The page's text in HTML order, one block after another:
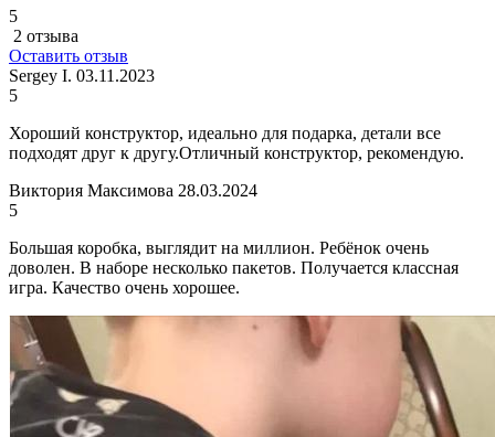
5
2 отзыва
Оставить отзыв
Sergey I. 03.11.2023
5
Хороший конструктор, идеально для подарка, детали все
подходят друг к другу.Отличный конструктор, рекомендую.
Виктория Максимова 28.03.2024
5
Большая коробка, выглядит на миллион. Ребёнок очень
доволен. В наборе несколько пакетов. Получается классная
игра. Качество очень хорошее.